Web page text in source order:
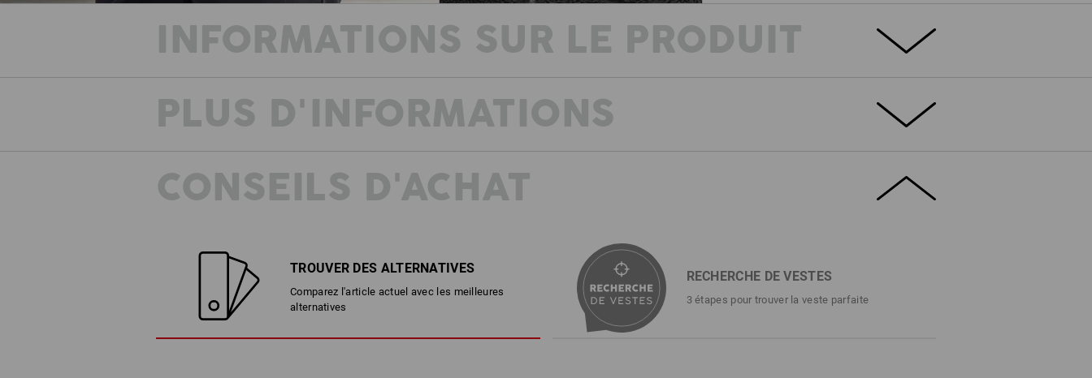
INFORMATIONS SUR LE PRODUIT
UN MOELLEUX PUISSANT
Une protection solide contre le froid, un style puissant
Des conditions parfaites pour être actif en extérieur, avec les bons vêtements de
Par un temps glacial, la veste polaire e.s.e:pic ultra solide séduit par sa chaleur
particulièrement brute et isolante aux couleurs vintage terreuses, et il s'agit d’un
véritable équipement polyvalent au style authentique. Doux et mobile et en outre
résistant et robuste : la veste en fibre polaire e.s.e:pic est parfaite pour agir en
plein hiver !
DESCRIPTION
PLUS D'INFORMATIONS
monde moderne. Des styles bruts et
authentiques, des vêtements intermédiaires
décontractés et des pantalons de travail qui
débordent de raffinement technique et de
fonctionnalité.
CONSEILS D'ACHAT
TROUVER DES ALTERNATIVES
Comparez l'article actuel avec les meilleures
alternatives
RECHERCHE DE VESTES
3 étapes pour trouver la veste parfaite